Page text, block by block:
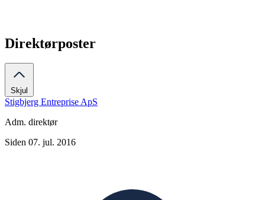
Direktørposter
Skjul
Stigbjerg Entreprise ApS
Adm. direktør
Siden 07. jul. 2016